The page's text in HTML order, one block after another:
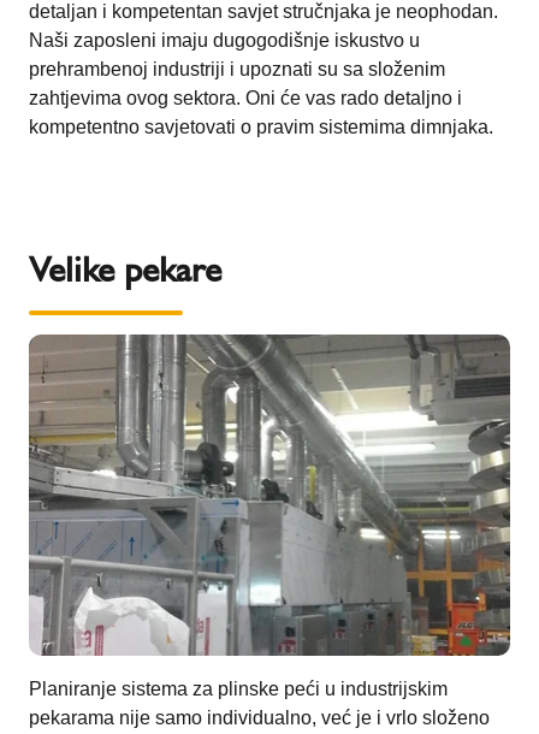
detaljan i kompetentan savjet stručnjaka je neophodan.
Naši zaposleni imaju dugogodišnje iskustvo u
prehrambenoj industriji i upoznati su sa složenim
zahtjevima ovog sektora. Oni će vas rado detaljno i
kompetentno savjetovati o pravim sistemima dimnjaka.
Velike pekare
Planiranje sistema za plinske peći u industrijskim
pekarama nije samo individualno, već je i vrlo složeno